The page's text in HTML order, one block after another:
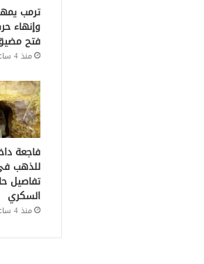
ترمب
وإنهاء
فتح
منذ 4 ساعات
فاجعة
للذهب
تفاصيل
السكري
منذ 4 ساعات